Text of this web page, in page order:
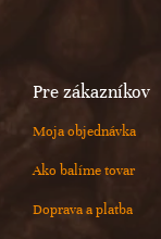
Pre zákazníkov
Moja objednávka
Ako balíme tovar
Doprava a platba